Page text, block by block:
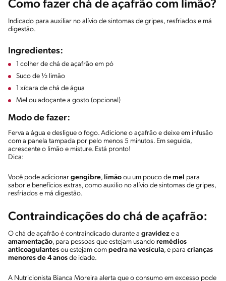
Como fazer chá de açafrão com limão?
Indicado para auxiliar no alívio de sintomas de gripes, resfriados e má
digestão.
Ingredientes:
1 colher de chá de açafrão em pó
Suco de ½ limão
1 xícara de chá de água
Mel ou adoçante a gosto (opcional)
Modo de fazer:
Ferva a água e desligue o fogo. Adicione o açafrão e deixe em infusão
com a panela tampada por pelo menos 5 minutos. Em seguida,
acrescente o limão e misture. Está pronto!
Dica:
Você pode adicionar gengibre, limão ou um pouco de mel para
sabor e benefícios extras, como auxilio no alívio de sintomas de gripes,
resfriados e má digestão.
Contraindicações do chá de açafrão:
O chá de açafrão é contraindicado durante a gravidez e a
amamentação, para pessoas que estejam usando remédios
anticoagulantes ou estejam com pedra na vesícula, e para crianças
menores de 4 anos de idade.
A Nutricionista Bianca Moreira alerta que o consumo em excesso pode